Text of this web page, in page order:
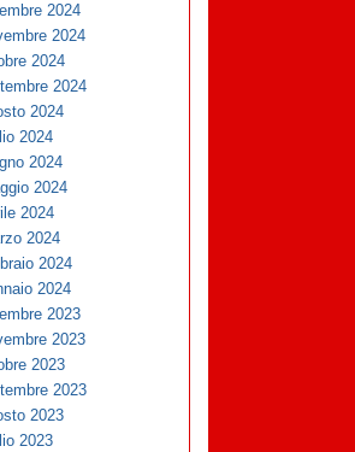
2024
2024
2024
2024
2024
2024
2024
2024
2024
2024
2024
2024
2023
2023
2023
2023
2023
2023